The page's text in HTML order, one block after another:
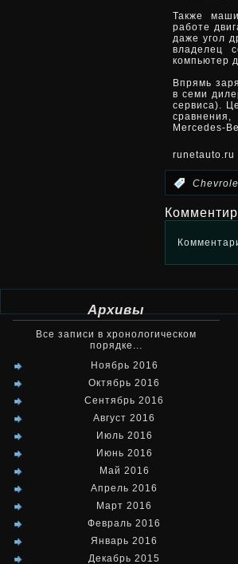
Также
работе
даже угол
владелец
компьютер
Впрямь
в семи
сервиса).
Mercedes-
runetauto.ru
Архивы
Все записи в хронологическом
порядке...
Ноябрь 2016
Октябрь 2016
Сентябрь 2016
Август 2016
Июль 2016
Июнь 2016
Май 2016
Апрель 2016
Март 2016
Февраль 2016
Январь 2016
Декабрь 2015